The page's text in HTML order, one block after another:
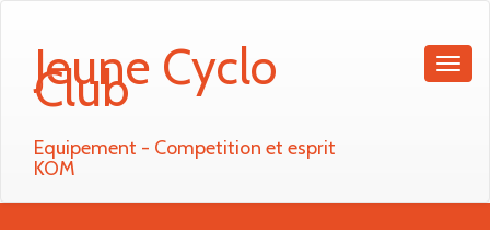
Jeune Cyclo
Club
Equipement - Competition et esprit
KOM